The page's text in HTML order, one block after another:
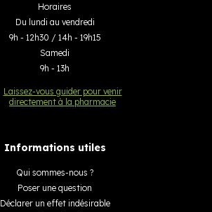
Horaires
Du lundi au vendredi
9h - 12h30 / 14h - 19h15
Samedi
9h - 13h
Laissez-vous guider pour venir
directement à la pharmacie
Informations utiles
Qui sommes-nous ?
Poser une question
Déclarer un effet indésirable